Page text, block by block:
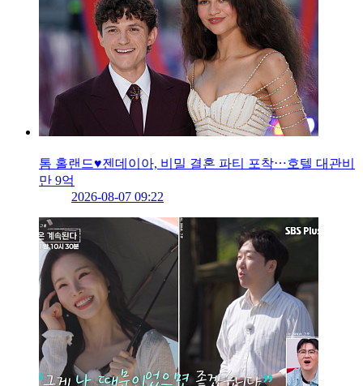
톰 홀랜드♥젠데이아, 비밀 결혼 파티 포착⋯호텔 대관비
만 9억
2026-08-07 09:22